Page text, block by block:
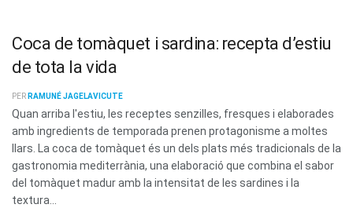
Coca de tomàquet i sardina: recepta d’estiu
de tota la vida
PER RAMUNÉ JAGELAVICUTE
Quan arriba l'estiu, les receptes senzilles, fresques i elaborades
amb ingredients de temporada prenen protagonisme a moltes
llars. La coca de tomàquet és un dels plats més tradicionals de la
gastronomia mediterrània, una elaboració que combina el sabor
del tomàquet madur amb la intensitat de les sardines i la
textura...